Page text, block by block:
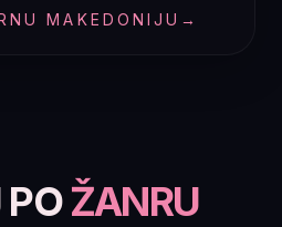
MAKEDONIJU →
POŽANRU